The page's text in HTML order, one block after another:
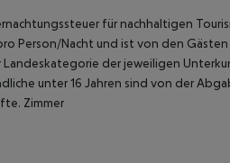
für nachhaltigen
pro Person/Nacht und ist von den
der jeweiligen
unter 16 Jahren sind von der
Zimmer